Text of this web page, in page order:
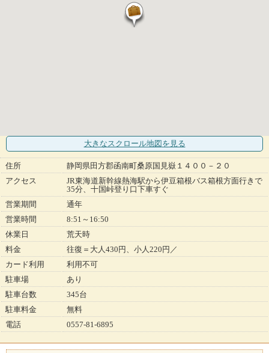
大きなスクロール地図 を見る
住所
静岡県田方郡函南町桑原国見嶽１４００－２０
アクセス
JR東海道新幹線熱海駅から伊豆箱根バス箱根方面行きで
35分、十国峠登り口下車すぐ
営業期間
通年
営業時間
8:51～16:50
休業日
荒天時
料金
往復＝大人430円、小人220円／
カード利用
利用不可
駐車場
あり
駐車台数
345台
駐車料金
無料
電話
0557-81-6895